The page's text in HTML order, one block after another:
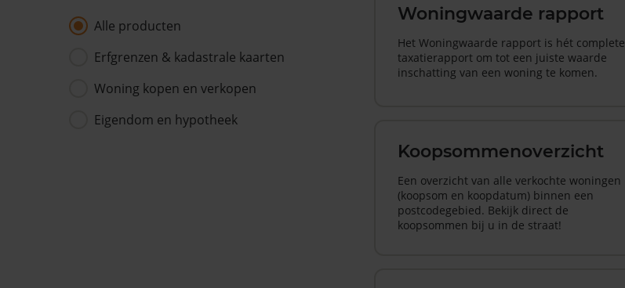
Alle producten
Erfgrenzen & kadastrale kaarten
Woning kopen en verkopen
Eigendom en hypotheek
Woningwaarde rapport
Het Woningwaarde rapport is hét complete
taxatierapport om tot een juiste waarde
inschatting van een woning te komen.
Koopsommenoverzicht
Een overzicht van alle verkochte woningen
(koopsom en koopdatum) binnen een
postcodegebied. Bekijk direct de
koopsommen bij u in de straat!